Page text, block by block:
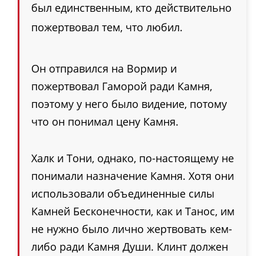
был единственным, кто действительно
пожертвовал тем, что любил.
Он отправился на Вормир и
пожертвовал Гаморой ради Камня,
поэтому у него было видение, потому
что он понимал цену Камня.
Халк и Тони, однако, по-настоящему не
понимали назначение Камня. Хотя они
использовали объединенные силы
Камней Бесконечности, как и Танос, им
не нужно было лично жертвовать кем-
либо ради Камня Души. Клинт должен